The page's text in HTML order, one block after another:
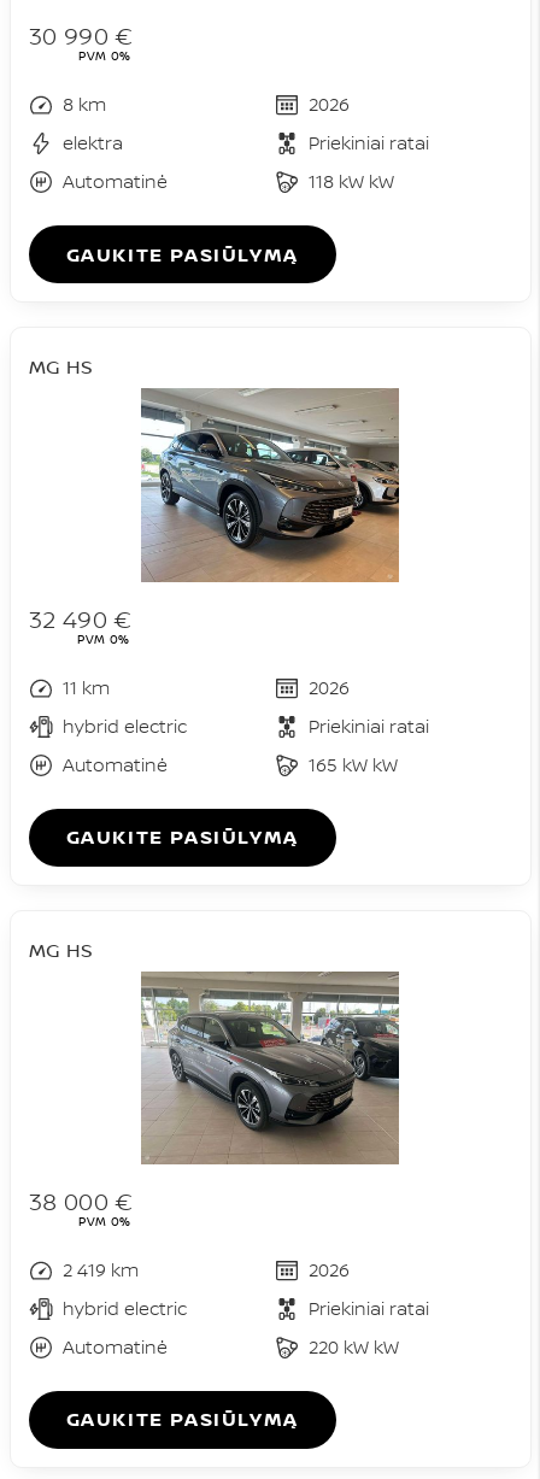
30 990 €
PVM 0%
8 km
2026
elektra
Priekiniai ratai
Automatinė
118 kW kW
GAUKITE PASIŪLYMĄ
MG HS
32 490 €
PVM 0%
11 km
2026
hybrid electric
Priekiniai ratai
Automatinė
165 kW kW
GAUKITE PASIŪLYMĄ
MG HS
38 000 €
PVM 0%
2 419 km
2026
hybrid electric
Priekiniai ratai
Automatinė
220 kW kW
GAUKITE PASIŪLYMĄ